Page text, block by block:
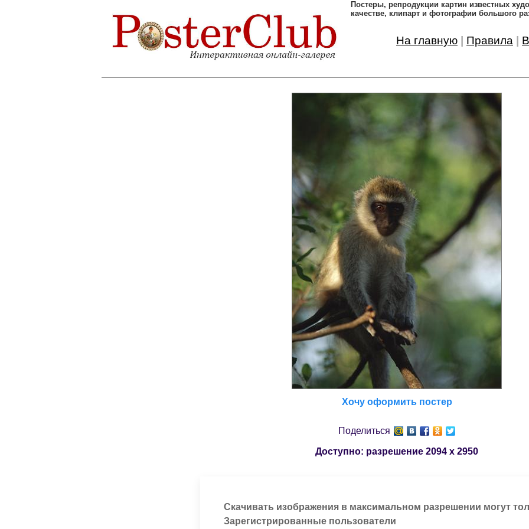
Постеры, pепродукции картин известных
качестве, клипарт и фотографии большого
На главную Правила
Хочу оформить постер
Поделиться
Доступно: разрешение 2094 x 2950
Скачивать изображения в максимальном разрешении могут
Зарегистрированные пользователи